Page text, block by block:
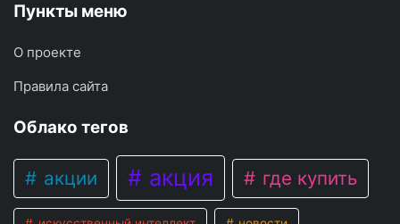
Пункты меню
О проекте
Правила сайта
Облако тегов
акции акция где купить